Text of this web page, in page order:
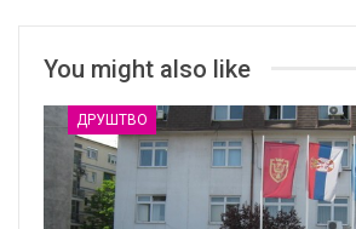
You might also like
ДРУШТВО